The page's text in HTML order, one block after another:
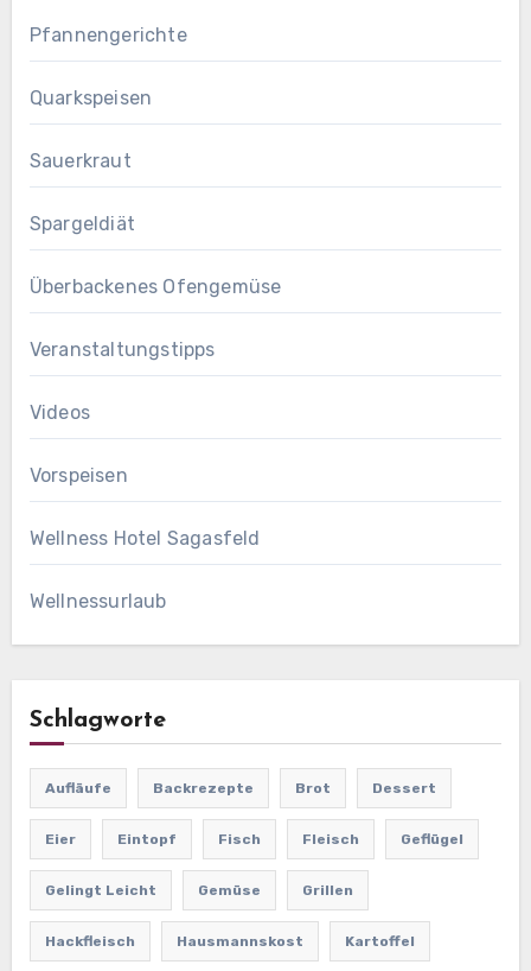
Pfannengerichte
Quarkspeisen
Sauerkraut
Spargeldiät
Überbackenes Ofengemüse
Veranstaltungstipps
Videos
Vorspeisen
Wellness Hotel Sagasfeld
Wellnessurlaub
Schlagworte
Aufläufe Backrezepte Brot Dessert
Eier Eintopf Fisch Fleisch Geflügel
Gelingt Leicht Gemüse Grillen
Hackfleisch Hausmannskost Kartoffel